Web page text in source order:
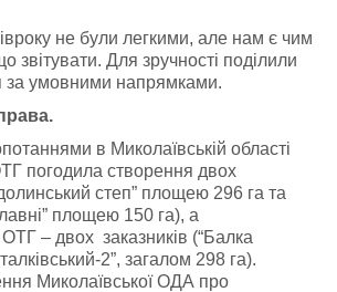
не були легкими, але нам є чим
звітувати. Для зручності поділили
за умовними напрямками.
в Миколаївській області
погодила створення двох
степ” площею 296 га та
площею 150 га), а
– двох заказників (“Балка
2”, загалом 298 га).
Миколаївської ОДА про